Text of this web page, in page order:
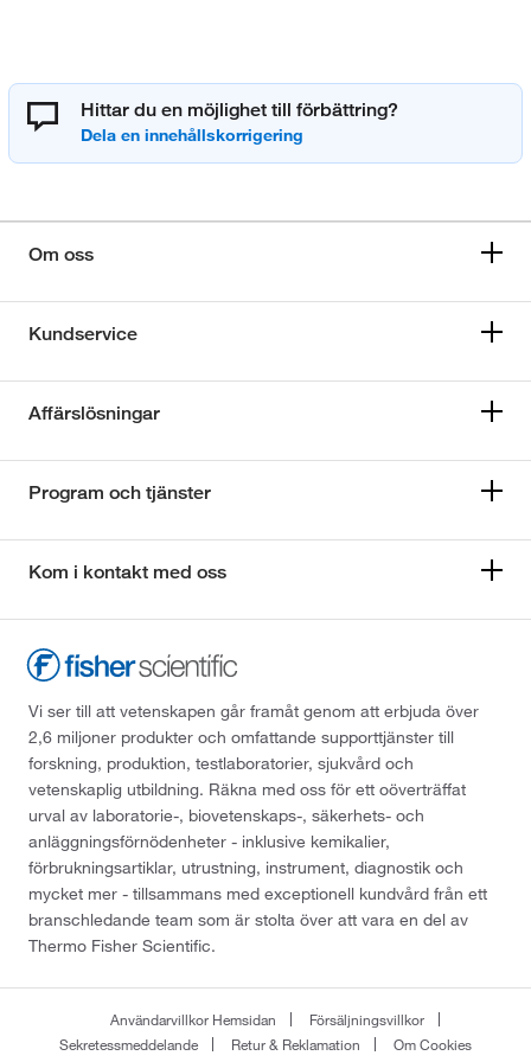
Hittar du en möjlighet till förbättring?
Om oss
Kundservice
Affärslösningar
Program och tjänster
Kom i kontakt med oss
Vi ser till att vetenskapen går framåt genom att erbjuda över
2,6 miljoner produkter och omfattande supporttjänster till
forskning, produktion, testlaboratorier, sjukvård och
vetenskaplig utbildning. Räkna med oss för ett oöverträffat
urval av laboratorie-, biovetenskaps-, säkerhets- och
anläggningsförnödenheter - inklusive kemikalier,
förbrukningsartiklar, utrustning, instrument, diagnostik och
mycket mer - tillsammans med exceptionell kundvård från ett
branschledande team som är stolta över att vara en del av
Thermo Fisher Scientific.
Användarvillkor Hemsidan
Försäljningsvillkor
Sekretessmeddelande
Retur & Reklamation
Om Cookies